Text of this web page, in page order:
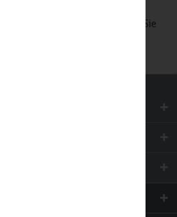
Garantie- und Service-
der Versandkosten wählen Sie
aus.